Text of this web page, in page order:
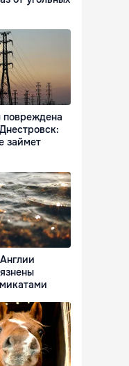
повреждена
займет